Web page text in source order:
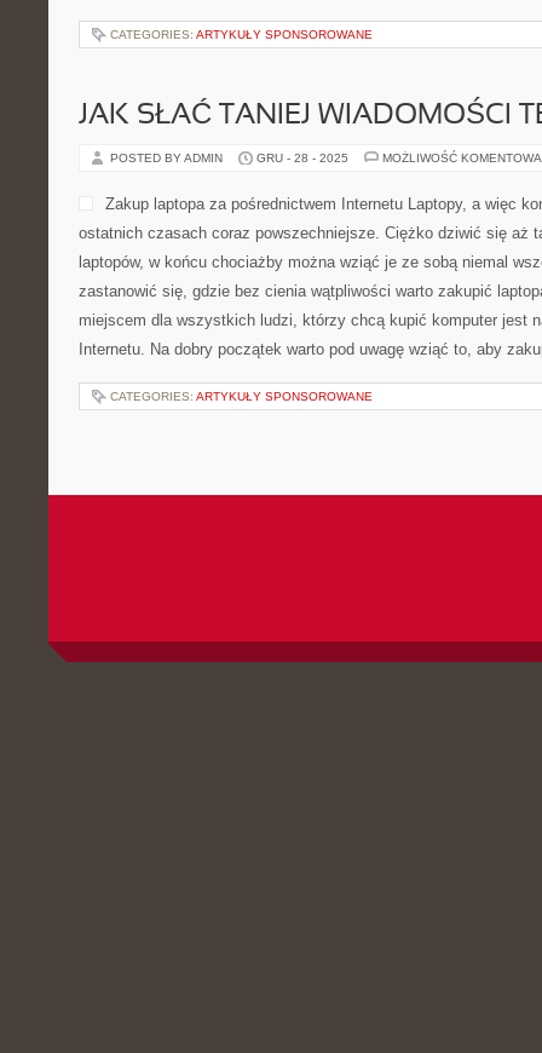
CATEGORIES: ARTYKUŁY SPONSOROWANE
JAK SŁAĆ TANIEJ WIADOMOŚCI
POSTED BY ADMIN GRU - 28 - 2025 MOŻLIWOŚĆ
Zakup laptopa za pośrednictwem Internetu Laptopy, a więc
ostatnich czasach coraz powszechniejsze. Ciężko dziwić się aż
laptopów, w końcu chociażby można wziąć je ze sobą niemal
zastanowić się, gdzie bez cienia wątpliwości warto zakupić
miejscem dla wszystkich ludzi, którzy chcą kupić komputer jest
Internetu. Na dobry początek warto pod uwagę wziąć to, aby
CATEGORIES: ARTYKUŁY SPONSOROWANE